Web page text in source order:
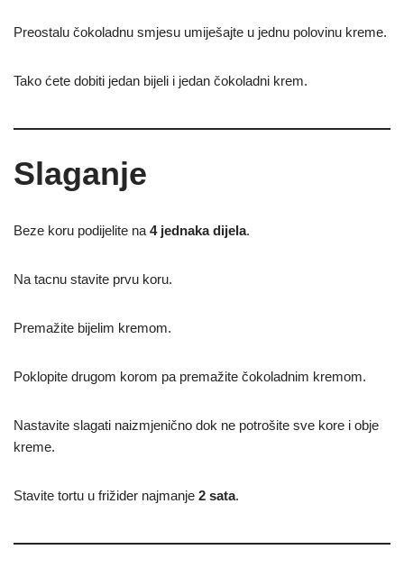
Preostalu čokoladnu smjesu umiješajte u jednu polovinu kreme.
Tako ćete dobiti jedan bijeli i jedan čokoladni krem.
Slaganje
Beze koru podijelite na 4 jednaka dijela.
Na tacnu stavite prvu koru.
Premažite bijelim kremom.
Poklopite drugom korom pa premažite čokoladnim kremom.
Nastavite slagati naizmjenično dok ne potrošite sve kore i obje
kreme.
Stavite tortu u frižider najmanje 2 sata.